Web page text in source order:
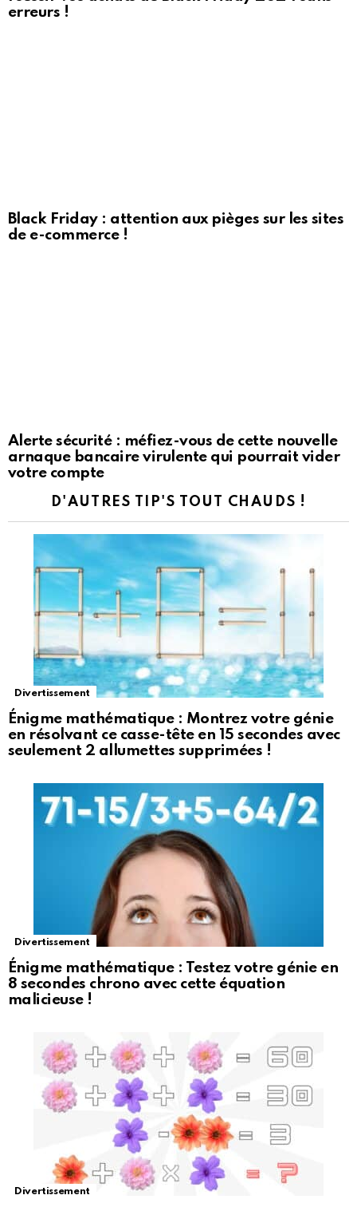
erreurs !
Black Friday : attention aux pièges sur les sites
de e-commerce !
Alerte sécurité : méfiez-vous de cette nouvelle
arnaque bancaire virulente qui pourrait vider
votre compte
D'AUTRES TIP'S TOUT CHAUDS !
Divertissement
Énigme mathématique : Montrez votre génie
en résolvant ce casse-tête en 15 secondes avec
seulement 2 allumettes supprimées !
Divertissement
Énigme mathématique : Testez votre génie en
8 secondes chrono avec cette équation
malicieuse !
Divertissement